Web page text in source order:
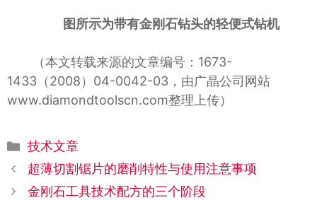
图所示为带有金刚石钻头的轻便式钻机
（本文转载来源的文章编号：1673-
1433（2008）04-0042-03，由广晶公司网站
www.diamondtoolscn.com整理上传）
分
类
技术文章
超薄切割锯片的磨削特性与使用注意事项
金刚石工具技术配方的三个阶段